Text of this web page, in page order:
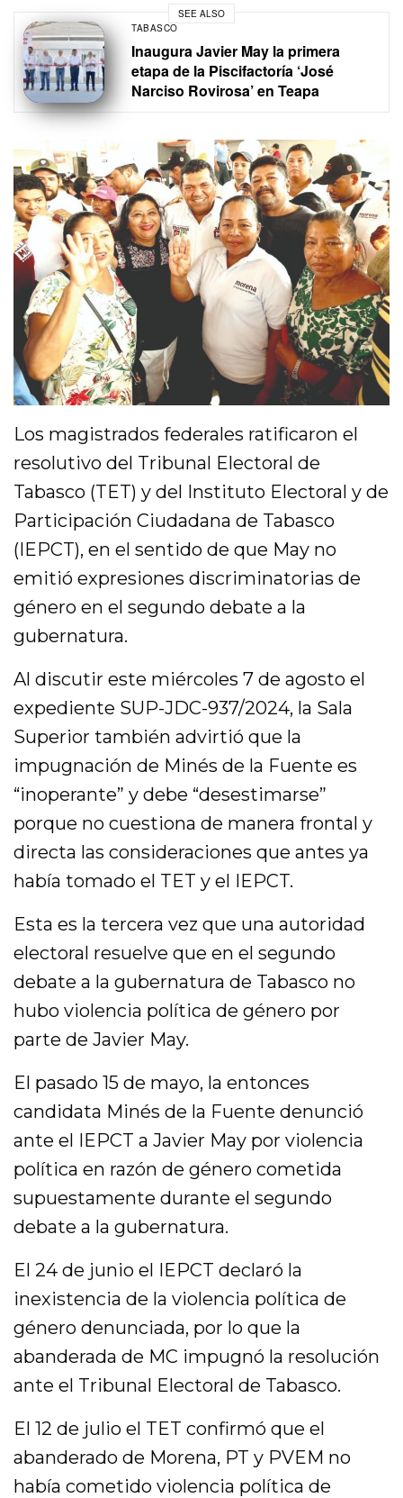
SEE ALSO
TABASCO
Inaugura Javier May la primera
etapa de la Piscifactoría ‘José
Narciso Rovirosa’ en Teapa
Los magistrados federales ratificaron el
resolutivo del Tribunal Electoral de
Tabasco (TET) y del Instituto Electoral y de
Participación Ciudadana de Tabasco
(IEPCT), en el sentido de que May no
emitió expresiones discriminatorias de
género en el segundo debate a la
gubernatura.
Al discutir este miércoles 7 de agosto el
expediente SUP-JDC-937/2024, la Sala
Superior también advirtió que la
impugnación de Minés de la Fuente es
“inoperante” y debe “desestimarse”
porque no cuestiona de manera frontal y
directa las consideraciones que antes ya
había tomado el TET y el IEPCT.
Esta es la tercera vez que una autoridad
electoral resuelve que en el segundo
debate a la gubernatura de Tabasco no
hubo violencia política de género por
parte de Javier May.
El pasado 15 de mayo, la entonces
candidata Minés de la Fuente denunció
ante el IEPCT a Javier May por violencia
política en razón de género cometida
supuestamente durante el segundo
debate a la gubernatura.
El 24 de junio el IEPCT declaró la
inexistencia de la violencia política de
género denunciada, por lo que la
abanderada de MC impugnó la resolución
ante el Tribunal Electoral de Tabasco.
El 12 de julio el TET confirmó que el
abanderado de Morena, PT y PVEM no
había cometido violencia política de